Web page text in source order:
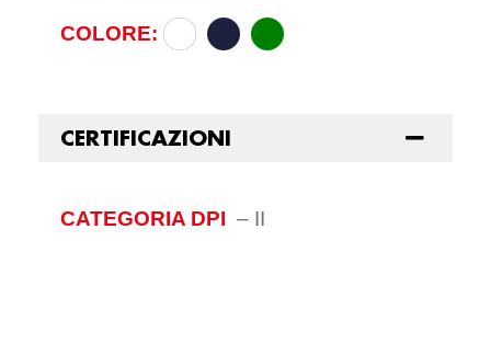
COLORE:
CERTIFICAZIONI
CATEGORIA DPI – II